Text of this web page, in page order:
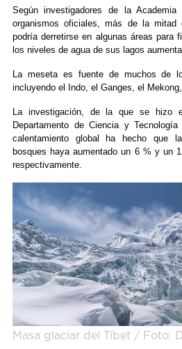
Según investigadores de la
organismos oficiales, más de la
podría derretirse en algunas áreas para
los niveles de agua de sus lagos
La meseta es fuente de muchos de
incluyendo el Indo, el Ganges, el
La investigación, de la que se hizo
Departamento de Ciencia y
calentamiento global ha hecho que
bosques haya aumentado un 6 % y un
respectivamente.
Masa glaciar del Tíbet / Foto: